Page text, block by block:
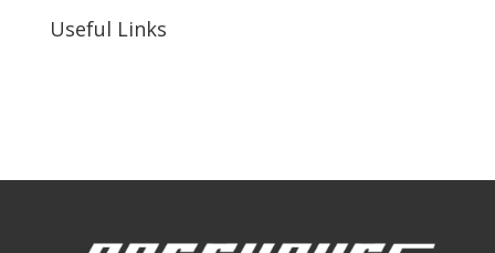
Useful Links